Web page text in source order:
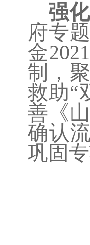
强
府专
金
制，
救助“
善《
确认
巩固